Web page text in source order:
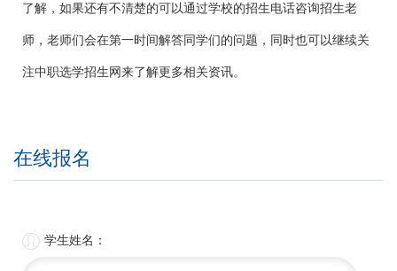
了解，如果还有不清楚的可以通过学校的招生电话咨询招生老
师，老师们会在第一时间解答同学们的问题，同时也可以继续关
注中职选学招生网来了解更多相关资讯。
在线报名
 学生姓名：